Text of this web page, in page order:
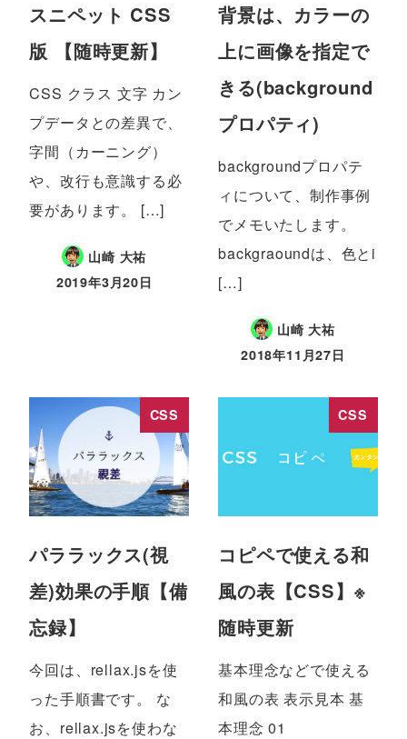
スニペット CSS
版 【随時更新】
CSS クラス 文字 カン
プデータとの差異で、
字間（カーニング）
や、改行も意識する必
要があります。 […]
山崎 大祐
2019年3月20日
背景は、カラーの
上に画像を指定で
きる(background
プロパティ)
backgroundプロパテ
ィについて、制作事例
でメモいたします。
backgraoundは、色とi
[…]
山崎 大祐
2018年11月27日
CSS
パララックス(視
差)効果の手順【備
忘録】
今回は、rellax.jsを使
った手順書です。 な
お、rellax.jsを使わな
CSS
コピペで使える和
風の表【CSS】※
随時更新
基本理念などで使える
和風の表 表示見本 基
本理念 01